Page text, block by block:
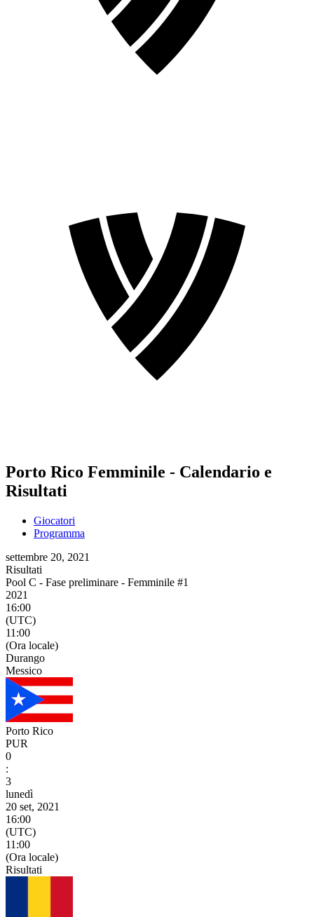
Porto Rico Femminile - Calendario e
Risultati
Giocatori
Programma
settembre 20, 2021
Risultati
Pool C - Fase preliminare - Femminile #1
2021
16:00
(UTC)
11:00
(Ora locale)
Durango
Messico
Porto Rico
PUR
0
:
3
lunedì
20 set, 2021
16:00
(UTC)
11:00
(Ora locale)
Risultati